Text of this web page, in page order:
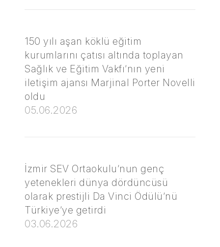
150 yılı aşan köklü eğitim
kurumlarını çatısı altında toplayan
Sağlık ve Eğitim Vakfı’nın yeni
iletişim ajansı Marjinal Porter Novelli
oldu
05.06.2026
İzmir SEV Ortaokulu’nun genç
yetenekleri dünya dördüncüsü
olarak prestijli Da Vinci Ödülü’nü
Türkiye’ye getirdi
03.06.2026